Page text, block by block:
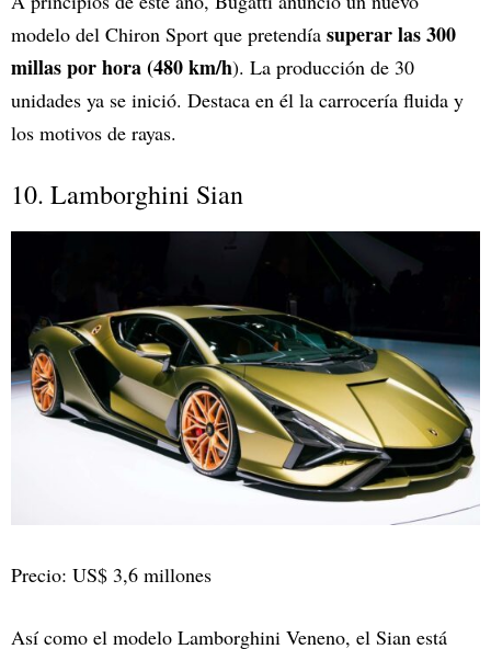
modelo del Chiron Sport que pretendía superar las 300
millas por hora (480 km/h). La producción de 30
unidades ya se inició. Destaca en él la carrocería fluida y
los motivos de rayas.
10. Lamborghini Sian
Precio: US$ 3,6 millones
Así como el modelo Lamborghini Veneno, el Sian está